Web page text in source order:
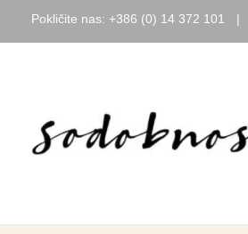
Pokličite nas: +386 (0) 14 372 101 |